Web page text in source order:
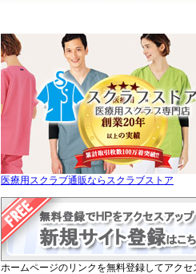
医療用スクラブ通販ならスクラブストア
ホームページのリンクを無料登録してアクセ